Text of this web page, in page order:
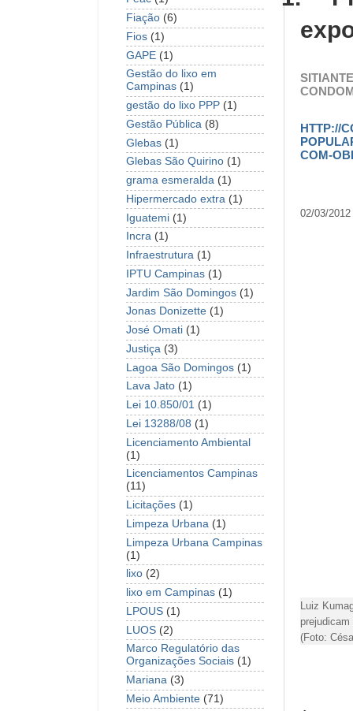
HTTP://
COM-
02/03/
Luiz
(Foto:
Fiação (6)
Fios (1)
GAPE (1)
Gestão do lixo em
Campinas (1)
gestão do lixo PPP (1)
Gestão Pública (8)
Glebas (1)
Glebas São Quirino (1)
grama esmeralda (1)
Hipermercado extra (1)
Iguatemi (1)
Incra (1)
Infraestrutura (1)
IPTU Campinas (1)
Jardim São Domingos (1)
Jonas Donizette (1)
José Omati (1)
Justiça (3)
Lagoa São Domingos (1)
Lava Jato (1)
Lei 10.850/01 (1)
Lei 13288/08 (1)
Licenciamento Ambiental
(1)
Licenciamentos Campinas
(11)
Licitações (1)
Limpeza Urbana (1)
Limpeza Urbana Campinas
(1)
lixo (2)
lixo em Campinas (1)
LPOUS (1)
LUOS (2)
Marco Regulatório das
Organizações Sociais (1)
Mariana (3)
Meio Ambiente (71)